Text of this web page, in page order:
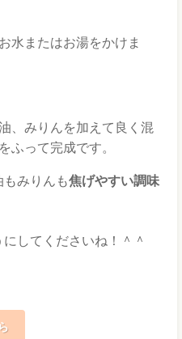
水またはお湯をかけま
、みりんを加えて良く混
ふって完成です。
みりんも焦げやすい調味
してくださいね！＾＾